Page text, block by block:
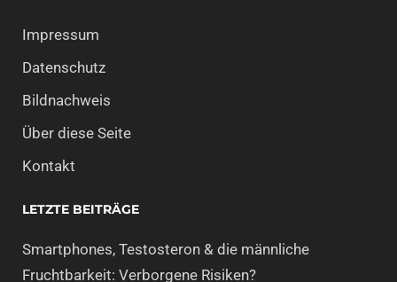
Impressum
Datenschutz
Bildnachweis
Über diese Seite
Kontakt
LETZTE BEITRÄGE
Smartphones, Testosteron & die männliche
Fruchtbarkeit: Verborgene Risiken?